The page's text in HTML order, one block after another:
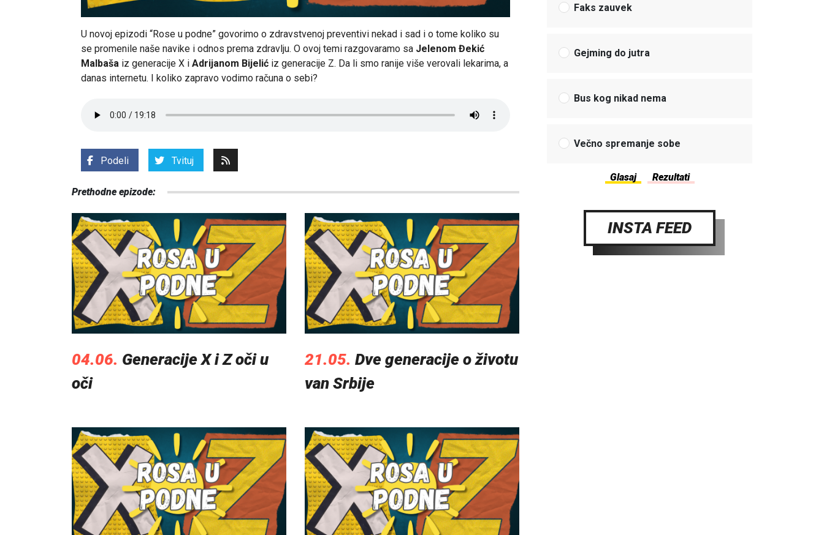
U novoj epizodi “Rose u podne” govorimo o zdravstvenoj preventivi nekad i sad i o tome koliko su
se promenile naše navike i odnos prema zdravlju. O ovoj temi razgovaramo sa Jelenom Đekić
Malbaša iz generacije X i Adrijanom Bijelić iz generacije Z. Da li smo ranije više verovali lekarima, a
danas internetu. I koliko zapravo vodimo računa o sebi?
Podeli Tvituj
Prethodne epizode:
04.06. Generacije X i Z oči u
oči
21.05. Dve generacije o životu
van Srbije
Faks zauvek
Gejming do jutra
Bus kog nikad nema
Večno spremanje sobe
INSTA FEED